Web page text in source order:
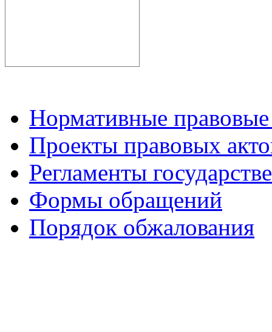
Нормативные
Проекты правовых
Регламенты
Формы обращений
Порядок обжалования